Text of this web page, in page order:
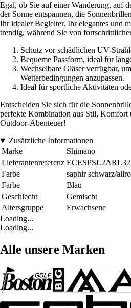
Egal, ob Sie auf einer Wanderung, auf
der Sonne entspannen, die
Ihr idealer Begleiter. Ihr elegantes und
trendig, während Sie von
Schutz vor schädlichen UV-
Bequeme Passform, ideal für
Wechselbare Gläser verfügbar,
Wetterbedingungen anzupassen.
Ideal für sportliche Aktivitäten
Entscheiden Sie sich für die
perfekte Kombination aus Stil,
Outdoor-Abenteuer!
Zusätzliche Informationen
Marke
Shimano
Lieferantenreferenz ECESPSL2ARL32
Farbe
saphir schwarz/
Farbe
Blau
Geschlecht
Gemischt
Altersgruppe
Erwachsene
Loading...
Loading...
Alle unsere Marken